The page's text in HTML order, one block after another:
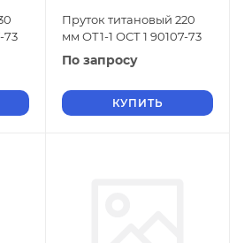
73
Пруток титановый 220
мм ОТ1-1 ОСТ 1 90107-73
По запросу
КУПИТЬ